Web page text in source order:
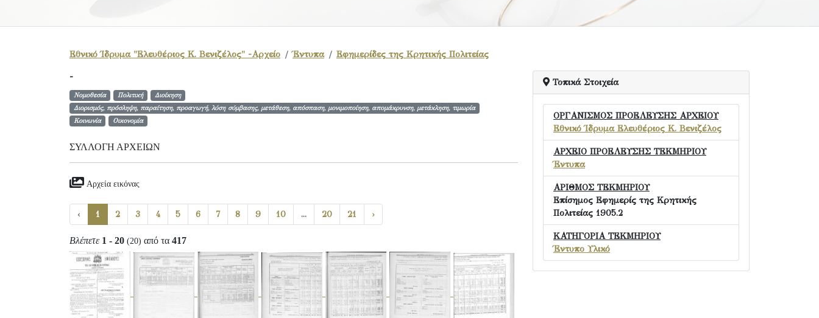
Εθνικό Ίδρυμα "Ελευθέριος Κ. Βενιζέλος" -Αρχείο Έντυπα Εφημερίδες της Κρητικής Πολιτείας
-
Νομοθεσία Πολιτική
Διοίκηση
Διορισμός, πρόσληψη, παραίτηση, προαγωγή, λύση σύμβασης, μετάθεση, απόσπαση, μονιμοποίηση, απομάκρυνση, μετάκληση, τιμωρία
Κοινωνία
Οικονομία
ΣΥΛΛΟΓΉ ΑΡΧΕΊΩΝ
Αρχεία εικόνας
‹ 1 2 3 4 5 6 7 8 9 10 ... 20 21 ›
Βλέπετε 1 - 20 (20) από τα 417
Τοπικά Στοιχεία
ΟΡΓΑΝΙΣΜΟΣ ΠΡΟΕΛΕΥΣΗΣ ΑΡΧΕΙΟΥ
Εθνικό Ίδρυμα Ελευθέριος Κ. Βενιζέλος
ΑΡΧΕΙΟ ΠΡΟΕΛΕΥΣΗΣ ΤΕΚΜΗΡΙΟΥ
Έντυπα
ΑΡΙΘΜΟΣ ΤΕΚΜΗΡΙΟΥ
Επίσημος Εφημερίς της Κρητικής
Πολιτείας 1905.2
ΚΑΤΗΓΟΡΙΑ ΤΕΚΜΗΡΙΟΥ
Έντυπο Υλικό